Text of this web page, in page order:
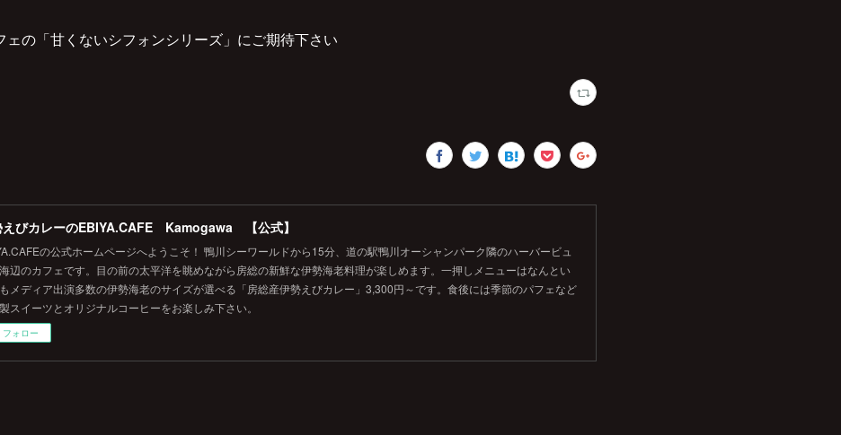
ェの「甘くないシフォンシリーズ」にご期待下さい
えびカレーのEBIYA.CAFE Kamogawa 【公式】
の公式ホームページへようこそ！ 鴨川シーワールドから15分、道の駅鴨川オーシャンパーク隣のハーバービュ
辺のカフェです。目の前の太平洋を眺めながら房総の新鮮な伊勢海老料理が楽しめます。一押しメニューはなんとい
メディア出演多数の伊勢海老のサイズが選べる「房総産伊勢えびカレー」3,300円～です。食後には季節のパフェなど
スイーツとオリジナルコーヒーをお楽しみ下さい。
フォロー